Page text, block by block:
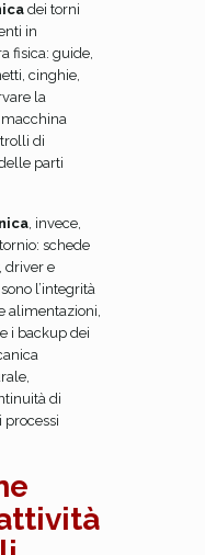
dei torni
in
fisica: guide,
cinghie,
la
di
parti
, invece,
schede
driver e
l’integrità
alimentazioni,
i backup dei
di
processi